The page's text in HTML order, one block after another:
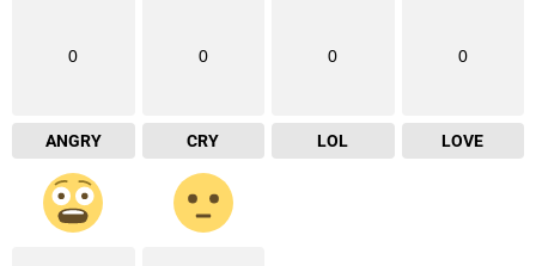
0
ANGRY
0
CRY
0
LOL
0
LOVE